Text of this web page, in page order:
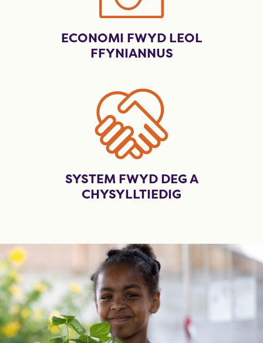
ECONOMI FWYD LEOL
FFYNIANNUS
SYSTEM FWYD DEG A
CHYSYLLTIEDIG